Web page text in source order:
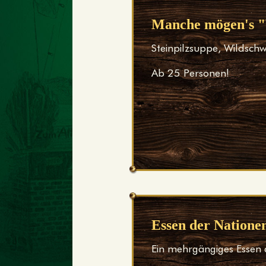
Manche mögen's
Steinpilzsuppe,
Ab 25 Personen!
Essen der
Ein mehrgängiges